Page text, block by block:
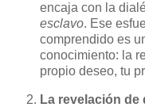
encaja con la
esclavo. Ese
comprendido es
conocimiento: la
propio deseo, tu
La revelación